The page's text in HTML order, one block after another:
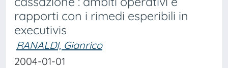
rapporti con i rimedi esperibili in
executivis
RANALDI, Gianrico
2004-01-01